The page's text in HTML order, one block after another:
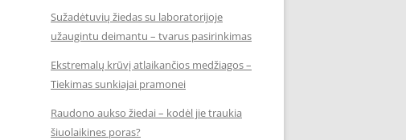
Sužadėtuvių žiedas su laboratorijoje
užaugintu deimantu – tvarus pasirinkimas
Ekstremalų krūvį atlaikančios medžiagos –
Tiekimas sunkiajai pramonei
Raudono aukso žiedai – kodėl jie traukia
šiuolaikines poras?